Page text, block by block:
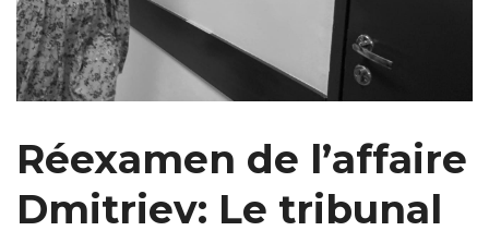
Réexamen de l’affaire
Dmitriev: Le tribunal